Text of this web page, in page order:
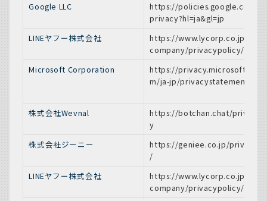
Google LLC
https://policies.google.com/
privacy?hl=ja&gl=jp
LINEヤフー株式会社
https://www.lycorp.co.jp/ja/
company/privacypolicy/
Microsoft Corporation
https://privacy.microsoft.co
m/ja-jp/privacystatement
株式会社Wevnal
https://botchan.chat/privac
y
株式会社ジーニー
https://geniee.co.jp/privacy
/
LINEヤフー株式会社
https://www.lycorp.co.jp/ja/
company/privacypolicy/